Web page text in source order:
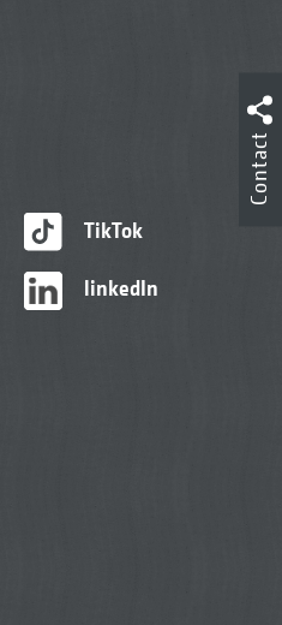
TikTok
linkedIn
Contact